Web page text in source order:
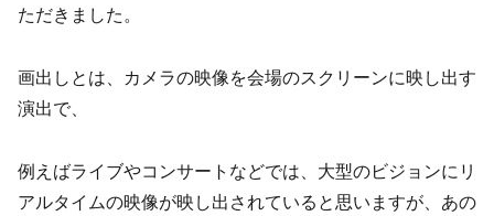
ただきました。
画出しとは、カメラの映像を会場のスクリーンに映し出す
演出で、
例えばライブやコンサートなどでは、大型のビジョンにリ
アルタイムの映像が映し出されていると思いますが、あの